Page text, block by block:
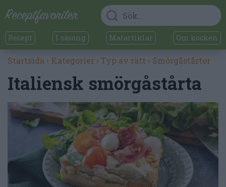
Recept I säsong Matartiklar Om kocken
Startsida › Kategorier › Typ av rätt › Smörgåstårtor
Italiensk smörgåstårta